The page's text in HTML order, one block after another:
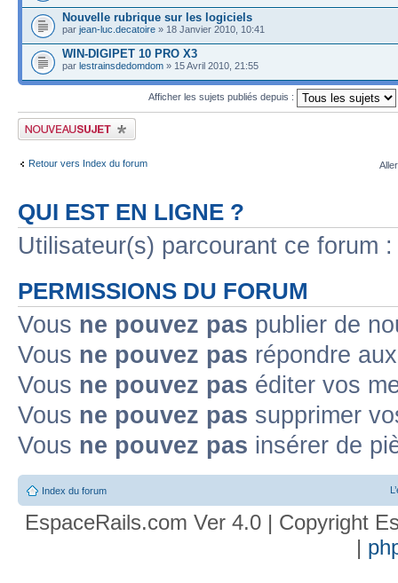
Nouvelle rubrique sur les logiciels
par jean-luc.decatoire » 18 Janvier 2010, 10:41
WIN-DIGIPET 10 PRO X3
par lestrainsdedomdom » 15 Avril 2010, 21:55
Afficher les sujets publiés depuis :
Publier un nouveau sujet
Retour vers Index du forum
QUI EST EN LIGNE ?
Utilisateur(s) parcourant ce forum
PERMISSIONS DU FORUM
Vous ne pouvez pas publier de
Vous ne pouvez pas répondre
Vous ne pouvez pas éditer vos
Vous ne pouvez pas supprimer
Vous ne pouvez pas insérer de
Index du forum
EspaceRails.com Ver 4.0 | Copyright
|